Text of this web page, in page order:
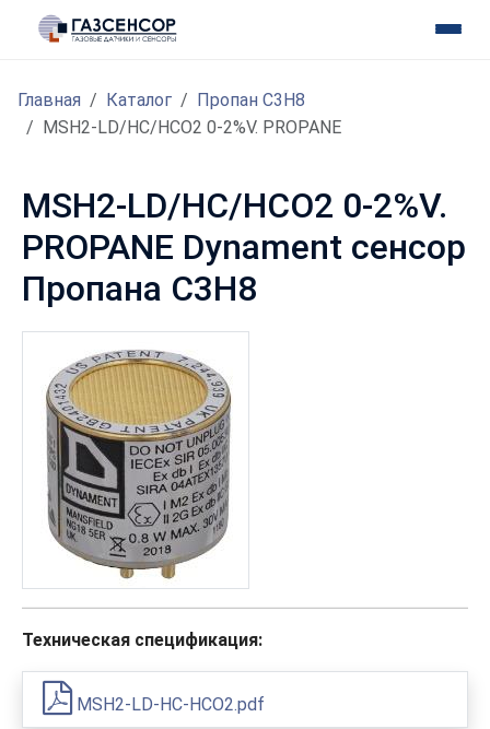
Главная Каталог
Пропан C3H8
MSH2-LD/HC/HCO2 0-2%V. PROPANE
MSH2-LD/HC/HCO2 0-2%V.
PROPANE Dynament сенсор
Пропана C3H8
Техническая спецификация:
MSH2-LD-HC-HCO2.pdf